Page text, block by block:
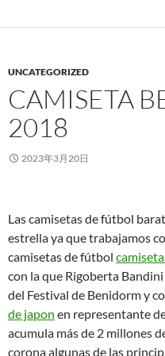
UNCATEGORIZED
CAMISETA
2018
2023年3月20日
Las camisetas de fútbol
estrella ya que trabajamos
camisetas de fútbol
con la que Rigoberta
del Festival de Benidorm y
de japon en representante
acumula más de 2 millones
corona algunas de las